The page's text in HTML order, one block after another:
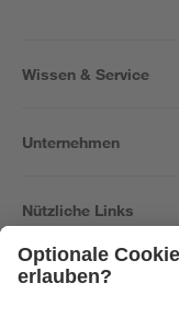
Wissen & Service
Unternehmen
Nützliche Links